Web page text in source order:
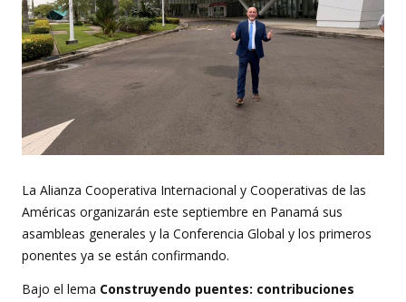
La Alianza Cooperativa Internacional y Cooperativas de las
Américas organizarán este septiembre en Panamá sus
asambleas generales y la Conferencia Global y los primeros
ponentes ya se están confirmando.
Bajo el lema Construyendo puentes: contribuciones